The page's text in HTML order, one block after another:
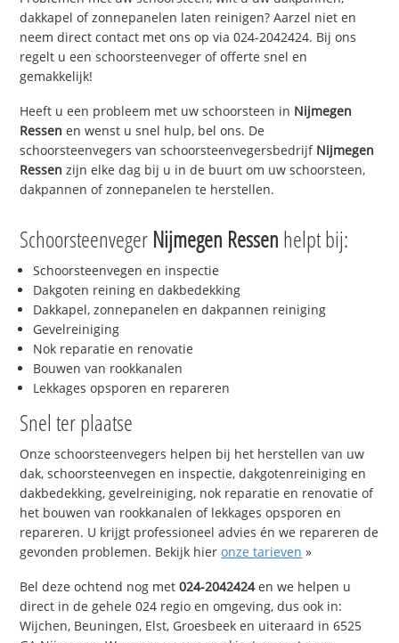
dakkapel of zonnepanelen laten reinigen? Aarzel niet en
neem direct contact met ons op via 024-2042424. Bij ons
regelt u een schoorsteenveger of offerte snel en
gemakkelijk!
Heeft u een probleem met uw schoorsteen in Nijmegen
Ressen en wenst u snel hulp, bel ons. De
schoorsteenvegers van schoorsteenvegersbedrijf Nijmegen
Ressen zijn elke dag bij u in de buurt om uw schoorsteen,
dakpannen of zonnepanelen te herstellen.
Schoorsteenveger Nijmegen Ressen helpt bij:
Schoorsteenvegen en inspectie
Dakgoten reining en dakbedekking
Dakkapel, zonnepanelen en dakpannen reiniging
Gevelreiniging
Nok reparatie en renovatie
Bouwen van rookkanalen
Lekkages opsporen en repareren
Snel ter plaatse
Onze schoorsteenvegers helpen bij het herstellen van uw
dak, schoorsteenvegen en inspectie, dakgotenreiniging en
dakbedekking, gevelreiniging, nok reparatie en renovatie of
het bouwen van rookkanalen of lekkages opsporen en
repareren. U krijgt professioneel advies én we repareren de
gevonden problemen. Bekijk hieronze tarieven »
Bel deze ochtend nog met024-2042424en we helpen u
direct in de gehele 024 regio en omgeving, dus ook in:
Wijchen, Beuningen, Elst, Groesbeek en uiteraard in 6525